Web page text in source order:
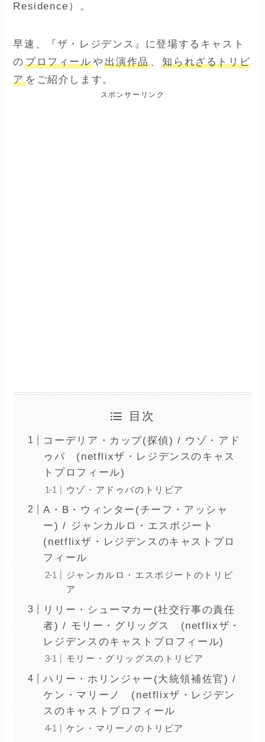
Residence）。
早速、『ザ・レジデンス』に登場するキャスト
のプロフィールや出演作品、知られざるトリビ
ア をご紹介します。
スポンサーリンク
目次
コーデリア・カップ(探偵) / ウゾ・アド
ゥバ (netflixザ・レジデンスのキャス
トプロフィール)
ウゾ・アドゥバのトリビア
A・B・ウィンター(チーフ・アッシャ
ー) / ジャンカルロ・エスポジート
(netflixザ・レジデンスのキャストプロ
フィール
ジャンカルロ・エスポジートのトリビ
ア
リリー・シューマカー(社交行事の責任
者) / モリー・グリッグス (netflixザ・
レジデンスのキャストプロフィール)
モリー・グリッグスのトリビア
ハリー・ホリンジャー(大統領補佐官) /
ケン・マリーノ (netflixザ・レジデン
スのキャストプロフィール
ケン・マリーノのトリビア